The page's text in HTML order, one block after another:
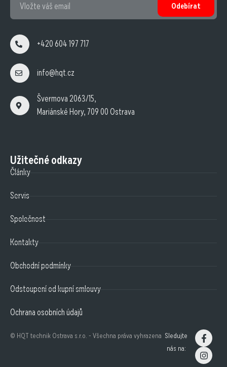
Odebírat
+420 604 197 717
info@hqt.cz
Švermova 2063/15,
Mariánské Hory, 709 00 Ostrava
Užitečné odkazy
Články
Servis
Společnost
Kontakty
Obchodní podmínky
Odstoupení od kupní smlouvy
Ochrana osobních údajů
© HQT technik Ostrava s.r.o. - Všechna práva vyhrazena Sledujte
nás na: